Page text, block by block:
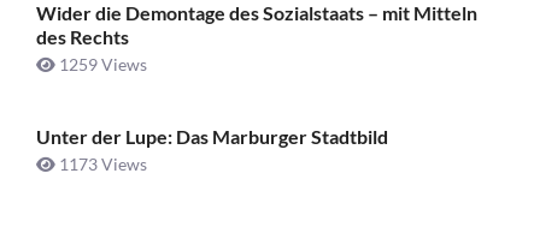
Wider die Demontage des Sozialstaats – mit Mitteln
des Rechts
1259 Views
Unter der Lupe: Das Marburger Stadtbild
1173 Views